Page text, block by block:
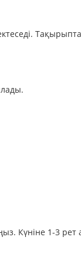
Күніне 1-3